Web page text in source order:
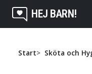
HEJ BARN!
Start Sköta och